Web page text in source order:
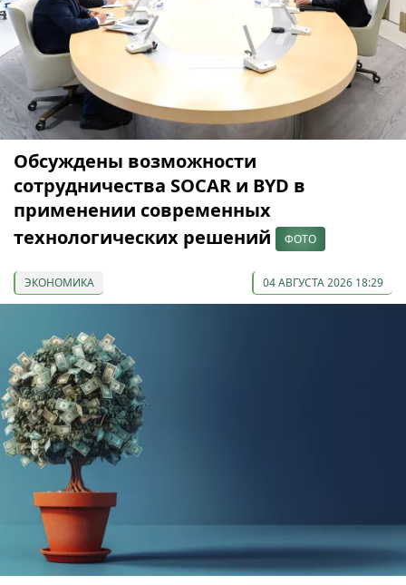
Обсуждены возможности
сотрудничества SOCAR и BYD в
применении современных
технологических решений
ФОТО
ЭКОНОМИКА 04 АВГУСТА 2026 18:29